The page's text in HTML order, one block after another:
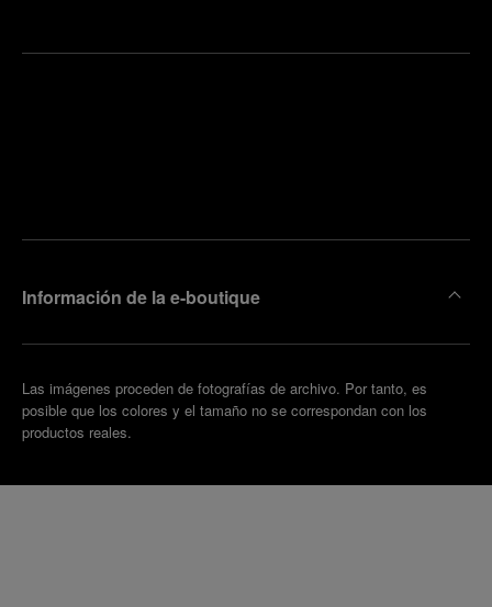
Información de la e-boutique
Las imágenes proceden de fotografías de archivo. Por tanto, es
posible que los colores y el tamaño no se correspondan con los
productos reales.